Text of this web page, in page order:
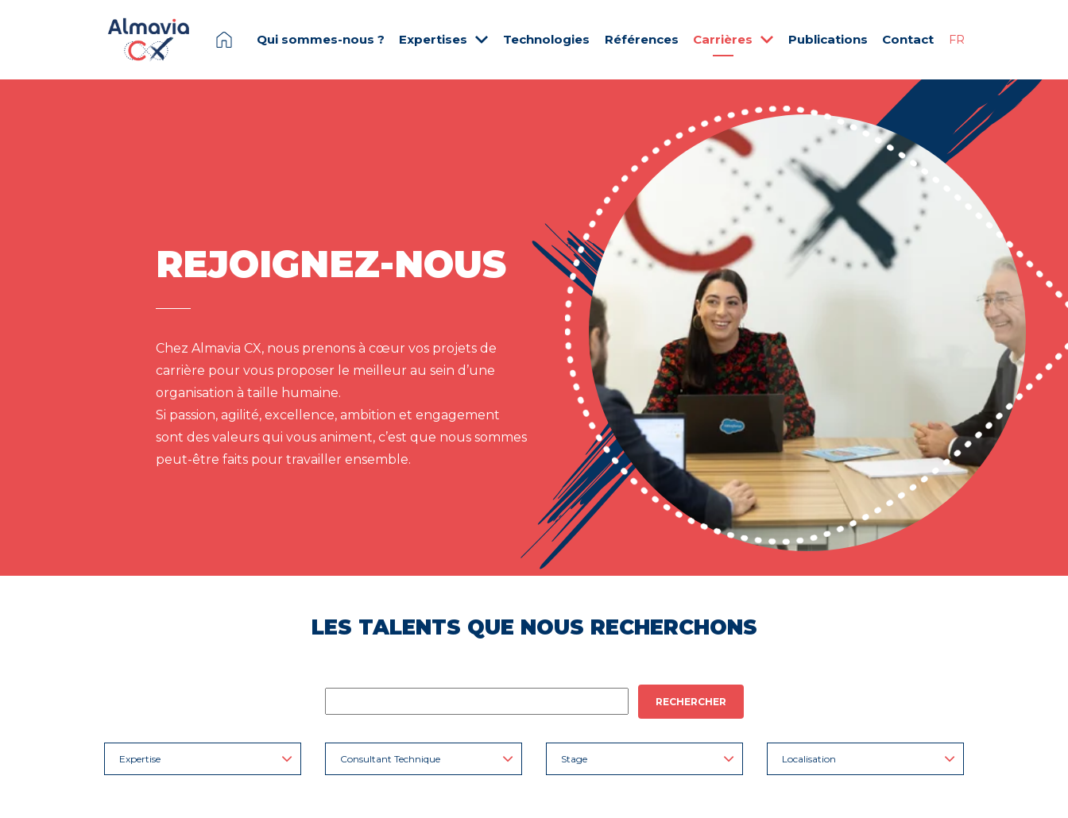
Qui sommes-nous ? Expertises Technologies Références Carrières Publications Contact FR
REJOIGNEZ-NOUS
Chez Almavia CX, nous prenons à cœur vos projets de
carrière pour vous proposer le meilleur au sein d’une
organisation à taille humaine.
Si passion, agilité, excellence, ambition et engagement
sont des valeurs qui vous animent, c’est que nous sommes
peut-être faits pour travailler ensemble.
LES TALENTS QUE NOUS RECHERCHONS
RECHERCHER
Expertise Consultant Technique Stage Localisation